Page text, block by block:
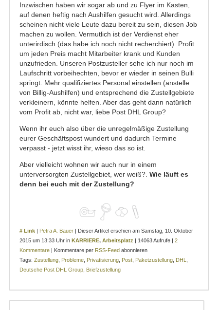
Inzwischen haben wir sogar ab und zu Flyer im Kasten,
auf denen heftig nach Aushilfen gesucht wird. Allerdings
scheinen nicht viele Leute dazu bereit zu sein, diesen Job
machen zu wollen. Vermutlich ist der Verdienst eher
unterirdisch (das habe ich noch nicht recherchiert). Profit
um jeden Preis macht Mitarbeiter krank und Kunden
unzufrieden. Unseren Postzusteller sehe ich nur noch im
Laufschritt vorbeihechten, bevor er wieder in seinen Bulli
springt. Mehr qualifiziertes Personal einstellen (anstelle
von Billig-Aushilfen) und entsprechend die Zustellgebiete
verkleinern, könnte helfen. Aber das geht dann natürlich
vom Profit ab, nicht war, liebe Post DHL Group?
Wenn ihr euch also über die unregelmäßige Zustellung
eurer Geschäftspost wundert und dadurch Termine
verpasst - jetzt wisst ihr, wieso das so ist.
Aber vielleicht wohnen wir auch nur in einem
unterversorgten Zustellgebiet, wer weiß?. Wie läuft es
denn bei euch mit der Zustellung?
# Link | Petra A. Bauer | Dieser Artikel erschien am Samstag, 10. Oktober
2015 um 13:33 Uhr in KARRIERE, Arbeitsplatz | 14063 Aufrufe | 2
Kommentare | Kommentare per RSS-Feed abonnieren
Tags: Zustellung Probleme Privatisierung Post Paketzustellung DHL
Deutsche Post DHL Group Briefzustellung